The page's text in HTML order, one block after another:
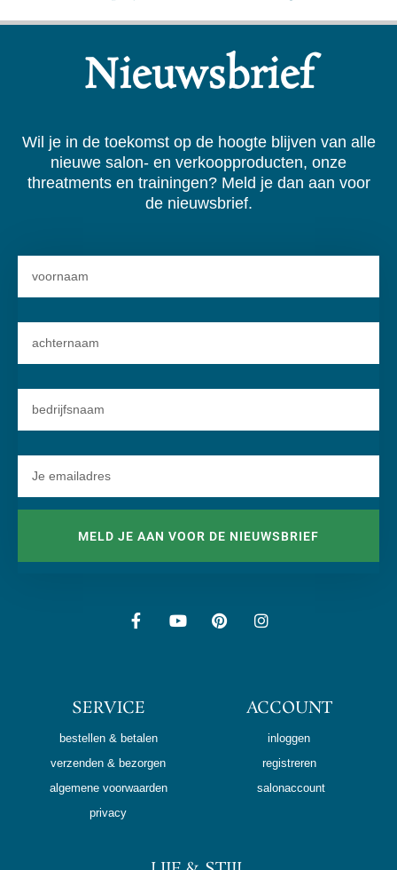
Nieuwsbrief
Wil je in de toekomst op de hoogte blijven van alle
nieuwe salon- en verkoopproducten, onze
threatments en trainingen? Meld je dan aan voor
de nieuwsbrief.
MELD JE AAN VOOR DE NIEUWSBRIEF
SERVICE
bestellen & betalen
verzenden & bezorgen
algemene voorwaarden
privacy
ACCOUNT
inloggen
registreren
salonaccount